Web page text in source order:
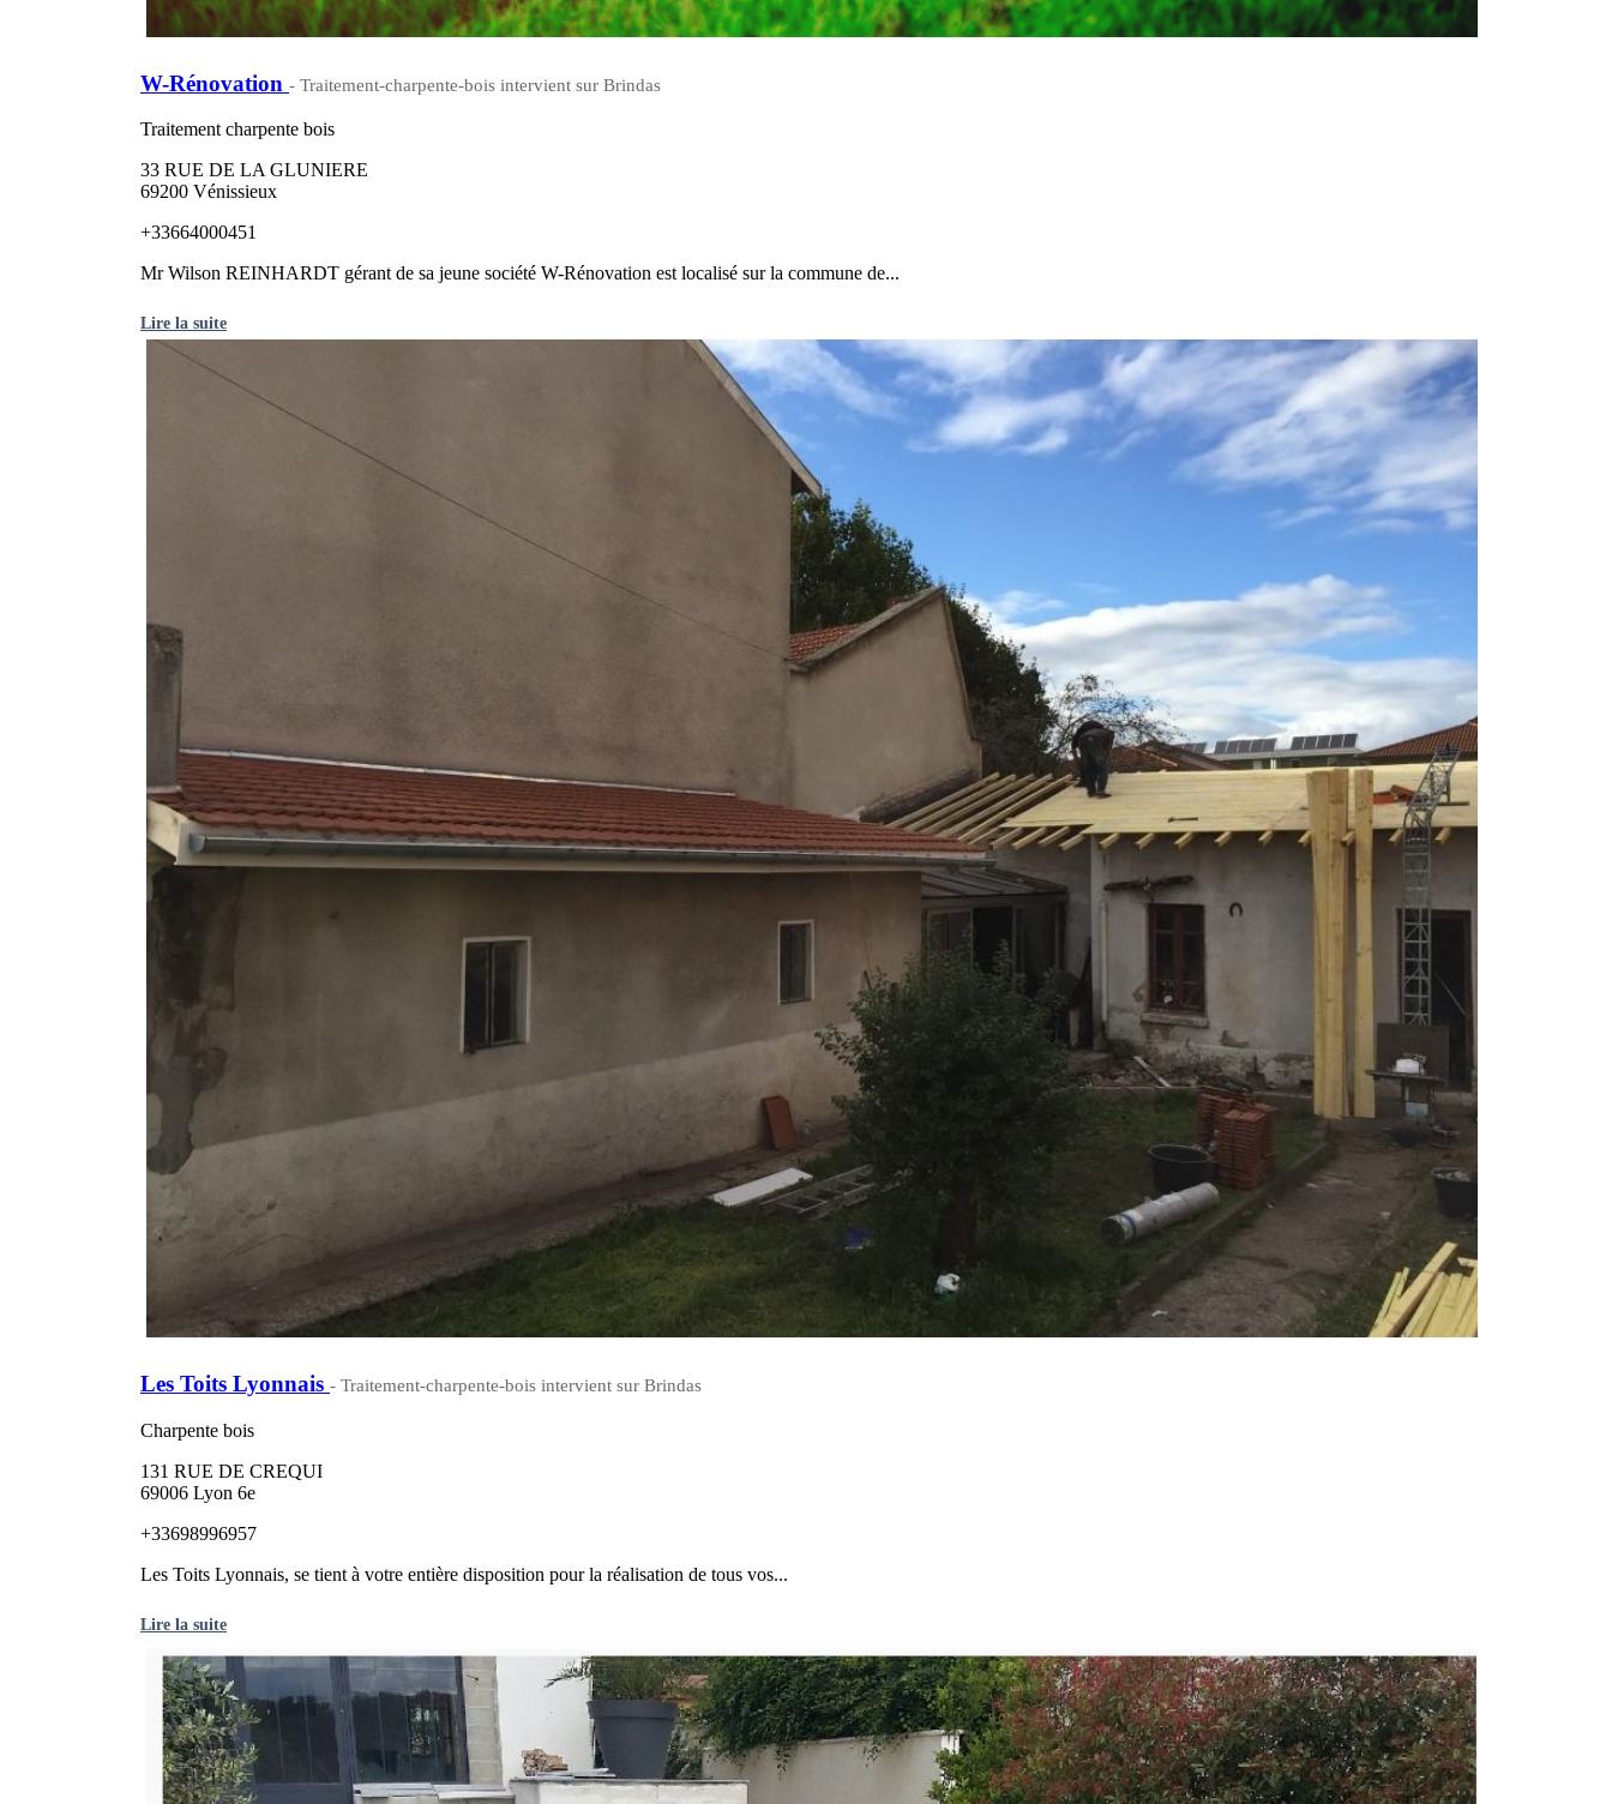
W-Rénovation - Traitement-charpente-bois intervient sur Brindas
Traitement charpente bois
33 RUE DE LA GLUNIERE
69200 Vénissieux
+33664000451
Mr Wilson REINHARDT gérant de sa jeune société W-Rénovation est localisé sur la commune de...
Lire la suite
Les Toits Lyonnais - Traitement-charpente-bois intervient sur Brindas
Charpente bois
131 RUE DE CREQUI
69006 Lyon 6e
+33698996957
Les Toits Lyonnais, se tient à votre entière disposition pour la réalisation de tous vos...
Lire la suite